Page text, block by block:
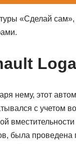
«Сделай
нему, этот
с учетом
была проведена